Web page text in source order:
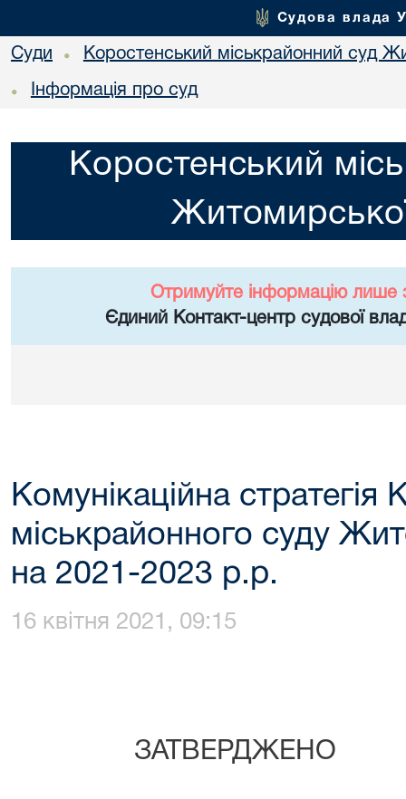
Судова влада
Суди • Коростенський міськрайонний суд
• Інформація про суд
Коростенський
Отримуйте інформацію лише
Єдиний Контакт-центр судової
Комунікаційна стратегія
міськрайонного суду
на 2021-2023 р.р.
16 квітня 2021, 09:15
ЗАТВЕРДЖЕНО